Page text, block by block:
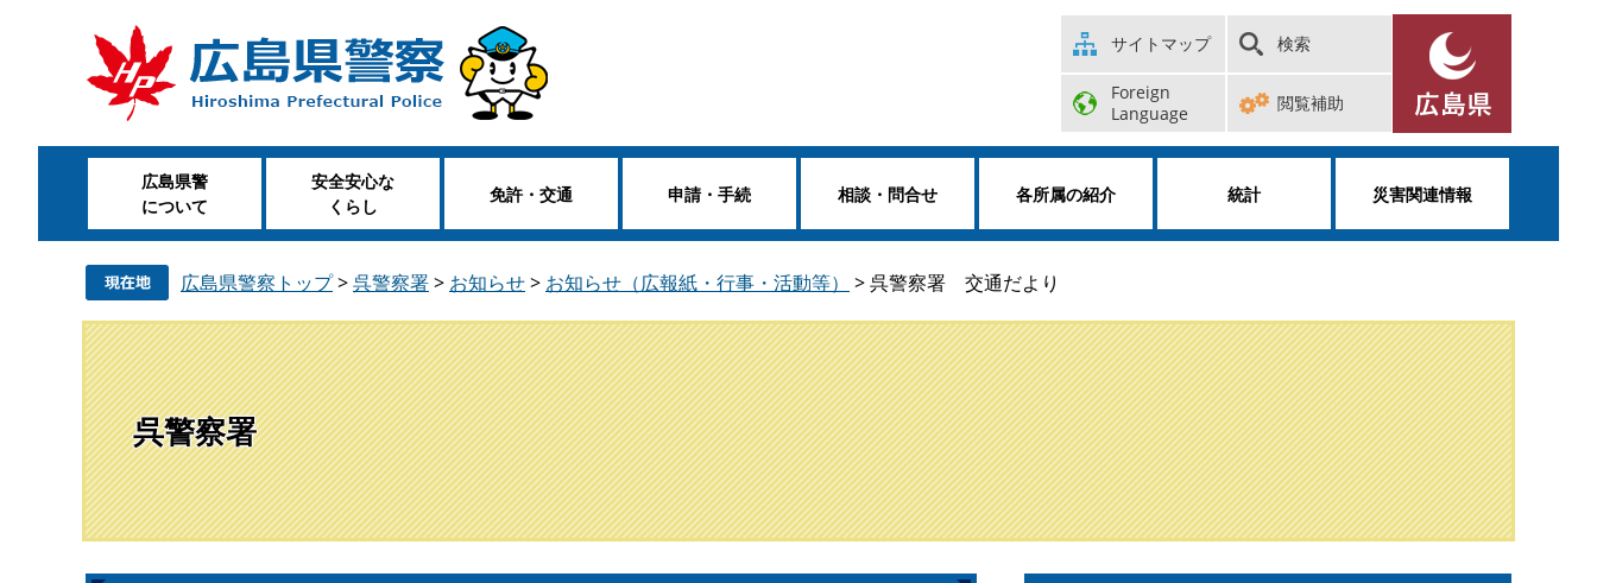
。
て
サイトマップ 検索
Foreign
Language
閲覧補助
広島県警
について
安全安心な
くらし
免許・交通 申請・手続 相談・問合せ 各所属の紹介 統計 災害関連情報
広島県警察トップ>呉警察署> お知らせ> お知らせ（広報紙・行事・活動等） >呉警察署 交通だより
呉警察署